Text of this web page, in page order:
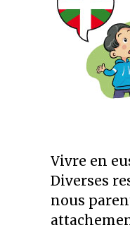
Vivre en
Diverses
nous